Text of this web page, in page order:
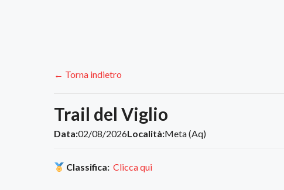
← Torna indietro
Trail del Viglio
Data:02/08/2026Località:Meta (Aq)
Classifica: Clicca qui